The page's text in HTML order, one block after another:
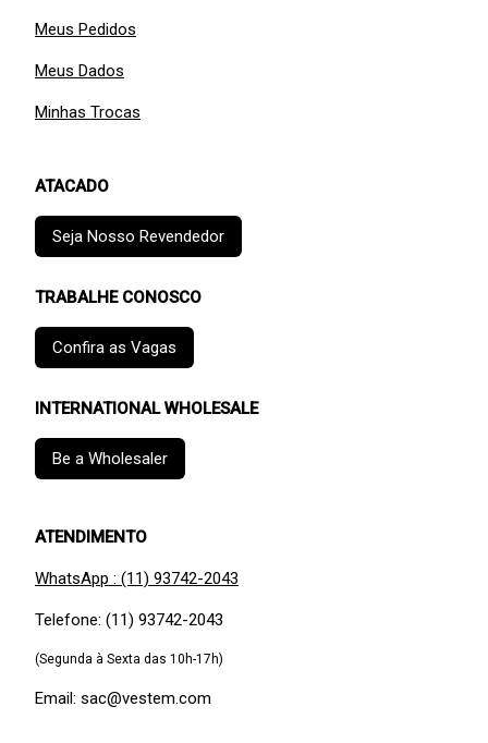
Meus Pedidos
Meus Dados
Minhas Trocas
ATACADO
Seja Nosso Revendedor
TRABALHE CONOSCO
Confira as Vagas
INTERNATIONAL WHOLESALE
Be a Wholesaler
ATENDIMENTO
WhatsApp : (11) 93742-2043
Telefone: (11) 93742-2043
(Segunda à Sexta das 10h-17h)
Email: sac@vestem.com